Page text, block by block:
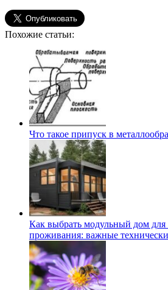
Похожие статьи:
Что такое припуск в
Как выбрать модульный дом для
проживания: важные